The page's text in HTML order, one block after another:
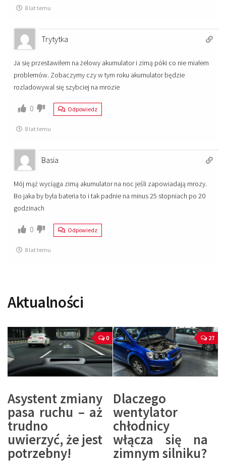
8 lat temu
Trytytka
Ja się przestawiłem na żelowy akumulator i zimą póki co nie miałem
problemów. Zobaczymy czy w tym roku akumulator będzie
rozladowywal się szybciej na mrozie
0 Odpowiedz
8 lat temu
Basia
Mój mąż wyciąga zimą akumulator na noc jeśli zapowiadają mrozy.
Bo jaka by była bateria to i tak padnie na minus 25 stopniach po 20
godzinach
0 Odpowiedz
8 lat temu
Aktualności
0
Asystent zmiany
pasa ruchu – aż
trudno
uwierzyć, że jest
potrzebny!
27
Dlaczego
wentylator
chłodnicy
włącza się na
zimnym silniku?